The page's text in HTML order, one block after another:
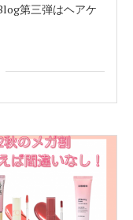
第三弾はヘアケ